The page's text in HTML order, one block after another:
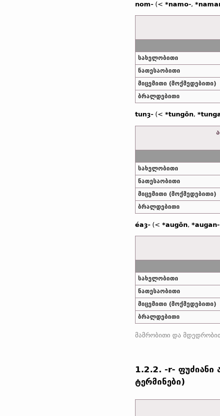
nom- (< *namo-,
სახელობითი
ნათესაობითი
მიცემითი (მოქმედებითი)
ბრალდებითი
tunȝ- (< *tungōn,
სახელობითი
ნათესაობითი
მიცემითი (მოქმედებითი)
ბრალდებითი
éaȝ- (< *augōn, *augan-
სახელობითი
ნათესაობითი
მიცემითი (მოქმედებითი)
ბრალდებითი
1.2.2. -r- ფუძიანი
ტერმინები)